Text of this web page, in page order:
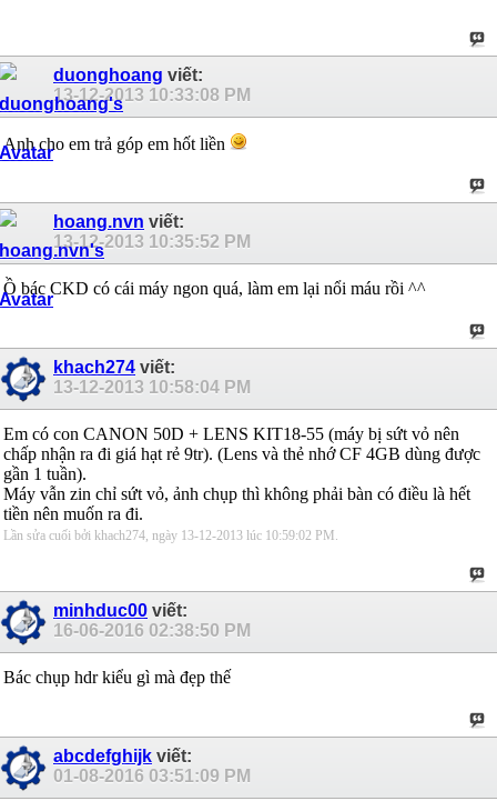
duonghoang viết:
13-12-2013 10:33:08 PM
Anh cho em trả góp em hốt liền
hoang.nvn viết:
13-12-2013 10:35:52 PM
Ồ bác CKD có cái máy ngon quá, làm em lại nổi máu rồi ^^
khach274 viết:
13-12-2013 10:58:04 PM
Em có con CANON 50D + LENS KIT18-55 (máy bị sứt vỏ nên
chấp nhận ra đi giá hạt rẻ 9tr). (Lens và thẻ nhớ CF 4GB dùng được
gần 1 tuần).
Máy vẫn zin chỉ sứt vỏ, ảnh chụp thì không phải bàn có điều là hết
tiền nên muốn ra đi.
Lần sửa cuối bởi khach274, ngày 13-12-2013 lúc 10:59:02 PM .
minhduc00 viết:
16-06-2016 02:38:50 PM
Bác chụp hdr kiểu gì mà đẹp thế
abcdefghijk viết:
01-08-2016 03:51:09 PM